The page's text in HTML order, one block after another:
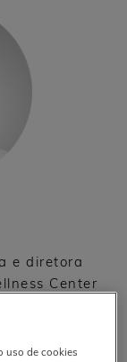
e diretora
Center
de
do
da gestão
uso de cookies